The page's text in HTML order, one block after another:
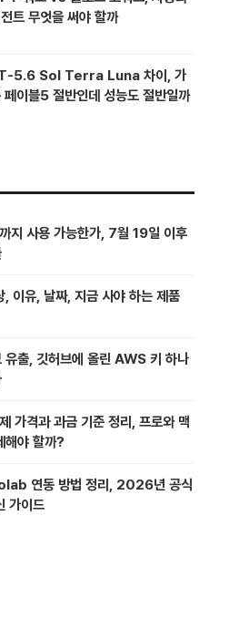
트 무엇을 써야 할까
5.6 Sol Terra Luna 차이, 가
페이블5 절반인데 성능도 절반일까
지 사용 가능한가, 7월 19일 이후
, 이유, 날짜, 지금 사야 하는 제품
유출, 깃허브에 올린 AWS 키 하나
가격과 과금 기준 정리, 프로와 맥
해야 할까?
연동 방법 정리, 2026년 공식
가이드